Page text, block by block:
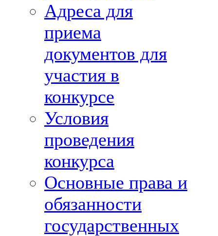
Адреса для
приема
документов для
участия в
конкурсе
Условия
проведения
конкурса
Основные права и
обязанности
государственных